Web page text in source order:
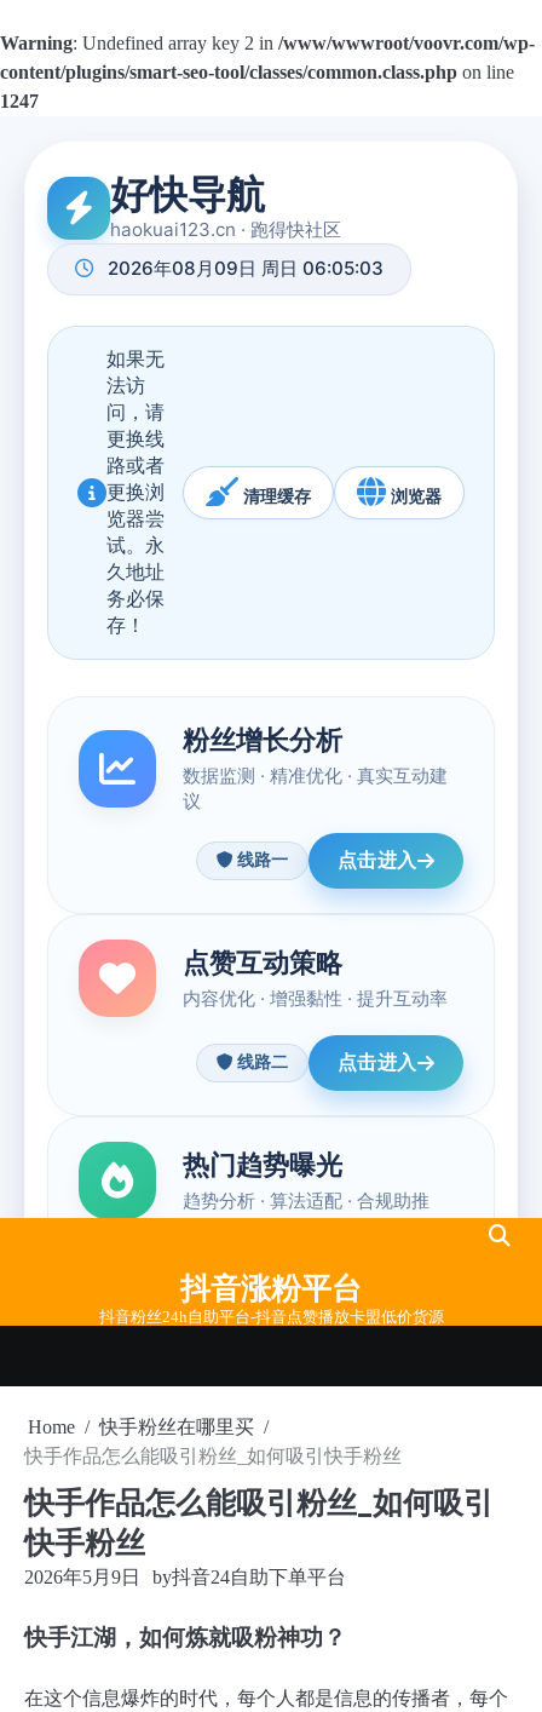
Warning: Undefined array key 2 in /www/wwwroot/voovr.com/wp-
content/plugins/smart-seo-tool/classes/common.class.php on line
1247
抖音涨粉平台
抖音粉丝24h自助平台-抖音点赞播放卡盟低价货源
Home
快手粉丝在哪里买
快手作品怎么能吸引粉丝_如何吸引快手粉丝
快手作品怎么能吸引粉丝_如何吸引
快手粉丝
2026年5月9日 by抖音24自助下单平台
快手江湖，如何炼就吸粉神功？
在这个信息爆炸的时代，每个人都是信息的传播者，每个